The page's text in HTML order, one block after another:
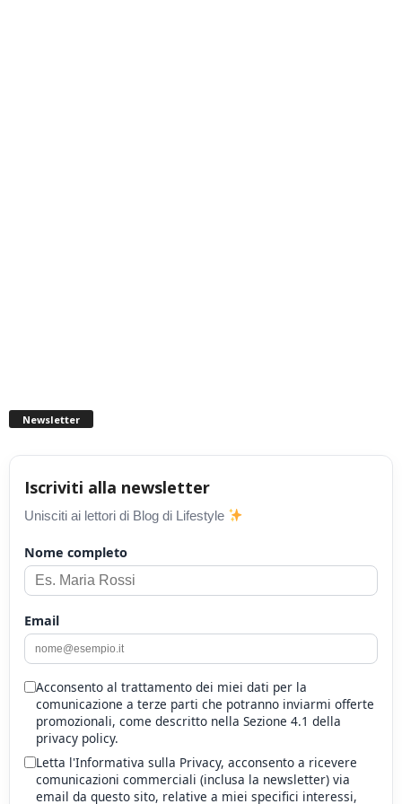
Newsletter
Iscriviti alla newsletter
Unisciti ai lettori di Blog di Lifestyle
Nome completo
Email
Acconsento al trattamento dei miei dati per la
comunicazione a terze parti che potranno inviarmi offerte
promozionali, come descritto nella Sezione 4.1 della
privacy policy.
Letta l'Informativa sulla Privacy, acconsento a ricevere
comunicazioni commerciali (inclusa la newsletter) via
email da questo sito, relative a miei specifici interessi,